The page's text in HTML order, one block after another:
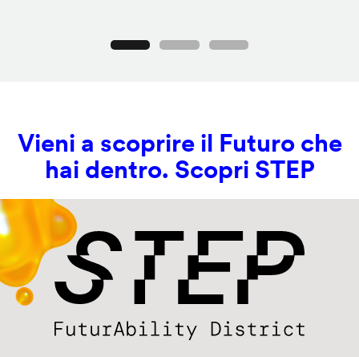
Vieni a scoprire il Futuro che
hai dentro. Scopri STEP